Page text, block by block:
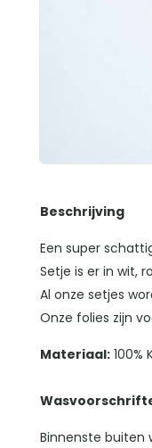
Beschrijving
Een super
Setje is er in wit,
Al onze setjes
Onze folies zijn
Materiaal:100%
Binnenste buiten